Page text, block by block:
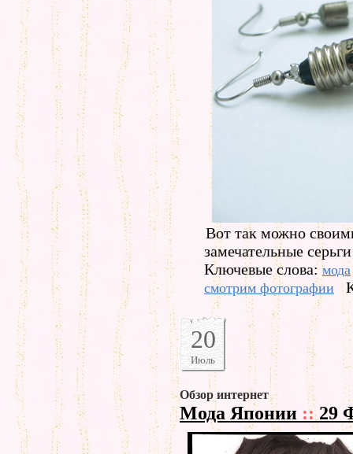
Вот так можно
замечательные
Ключевые слова:мода
смотрим фотографии
20
Июль
Обзор интернет
Мода Японии ::29